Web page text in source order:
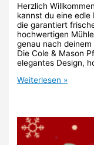
Herzlich
kannst du eine edle
die garantiert
hochwertigen
genau nach
Die Cole & Mason
elegantes Design,
19.
&
Mason
Weiterlesen »